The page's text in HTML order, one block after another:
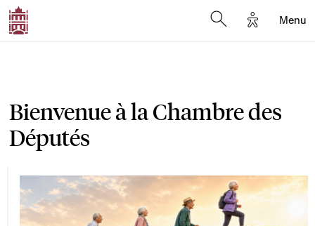
Options
Menu
Bienvenue à la Chambre des
Députés